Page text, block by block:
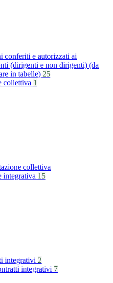
conferiti e autorizzati ai
(dirigenti e non dirigenti) (da
in tabelle) 25
collettiva 1
collettiva
integrativa 15
integrativi 2
integrativi 7